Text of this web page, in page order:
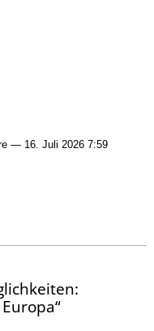
— 16. Juli 2026 7:59